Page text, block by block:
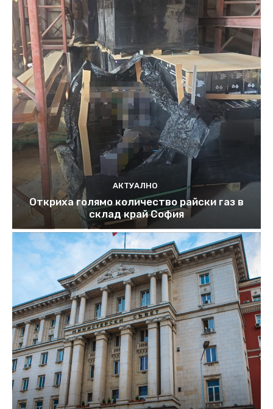
АКТУАЛНО
Откриха голямо количество райски газ в
склад край София